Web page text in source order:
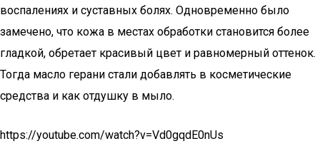
воспалениях и суставных болях. Одновременно было
замечено, что кожа в местах обработки становится более
гладкой, обретает красивый цвет и равномерный оттенок.
Тогда масло герани стали добавлять в косметические
средства и как отдушку в мыло.
https://youtube.com/watch?v=Vd0gqdE0nUs